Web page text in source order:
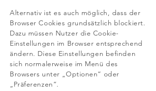
Alternativ ist es auch möglich, dass der
Browser Cookies grundsätzlich blockiert.
Dazu müssen Nutzer die Cookie-
Einstellungen im Browser entsprechend
ändern. Diese Einstellungen befinden
sich normalerweise im Menü des
Browsers unter „Optionen“ oder
„Präferenzen“.